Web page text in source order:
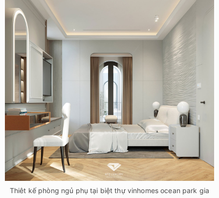
Thiêt kế phòng ngủ phụ tại biệt thự vinhomes ocean park gia